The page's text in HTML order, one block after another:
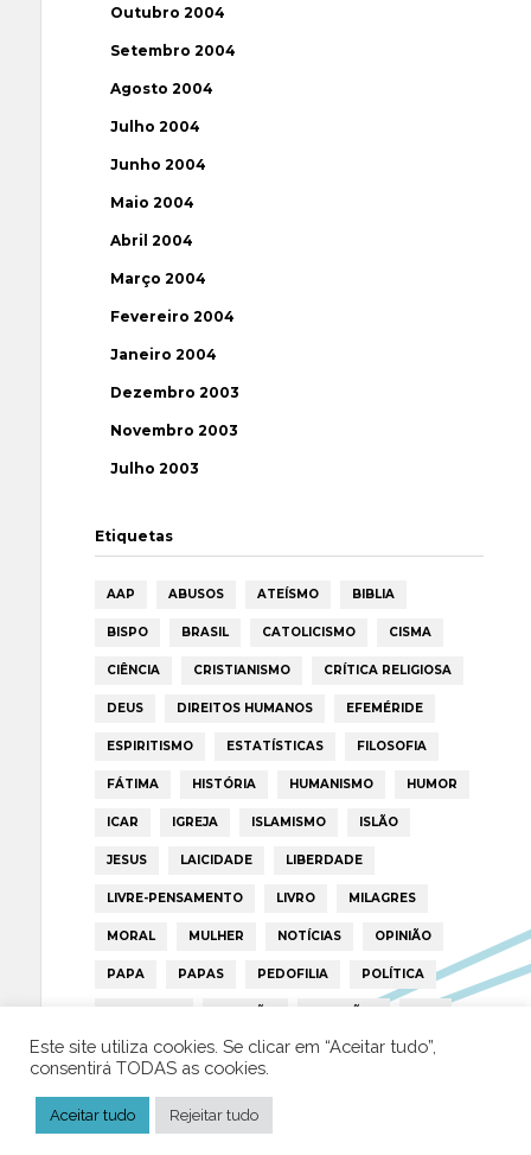
Outubro 2004
Setembro 2004
Agosto 2004
Julho 2004
Junho 2004
Maio 2004
Abril 2004
Março 2004
Fevereiro 2004
Janeiro 2004
Dezembro 2003
Novembro 2003
Julho 2003
Etiquetas
AAP ABUSOS ATEÍSMO BIBLIA
BISPO BRASIL CATOLICISMO CISMA
CIÊNCIA CRISTIANISMO CRÍTICA RELIGIOSA
DEUS DIREITOS HUMANOS EFEMÉRIDE
ESPIRITISMO ESTATÍSTICAS FILOSOFIA
FÁTIMA HISTÓRIA HUMANISMO HUMOR
ICAR IGREJA ISLAMISMO ISLÃO
JESUS LAICIDADE LIBERDADE
LIVRE-PENSAMENTO LIVRO MILAGRES
MORAL MULHER NOTÍCIAS OPINIÃO
PAPA PAPAS PEDOFILIA POLÍTICA
PORTUGAL RELIGIÃO RELIGIÕES RTP
TRUMP VATICANO
Este site utiliza cookies. Se clicar em “Aceitar tudo”,
consentirá TODAS as cookies.
Aceitar tudo Rejeitar tudo